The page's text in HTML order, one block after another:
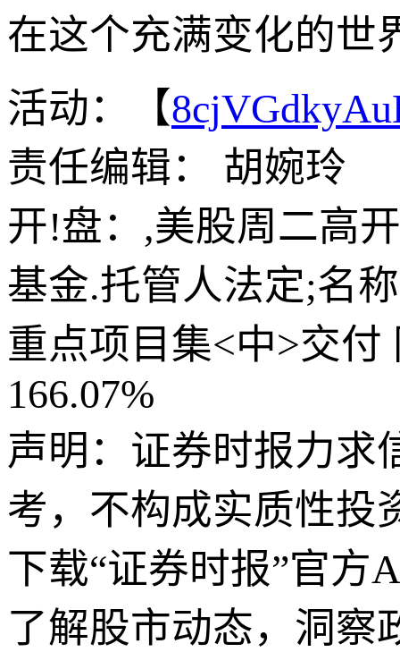
在这个充满变化的世
活动：【
责任编辑： 胡婉玲
开!盘：,美股周二高
基金.托管人法定;名
重点项目集<中>交
166.07%
声明：证券时报力求
考，不构成实质性投
下载“证券时报”官方
了解股市动态，洞察